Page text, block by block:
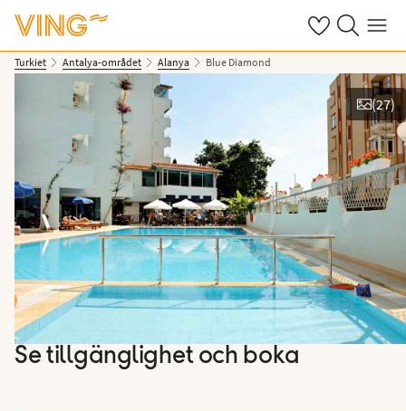
Se dinaSök på ving.se
Meny
Turkiet Antalya-området Alanya Blue Diamond
Se bilder
(27)
Se tillgänglighet och boka